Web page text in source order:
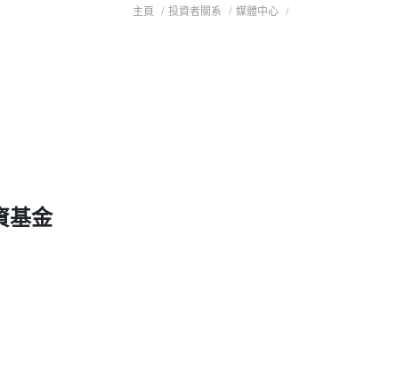
主頁 / 投資者關系 / 媒體中心 /
基金